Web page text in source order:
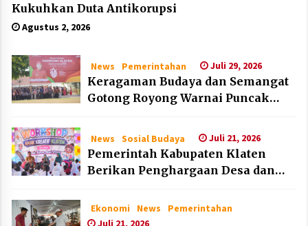
Kukuhkan Duta Antikorupsi
Agustus 2, 2026
News Pemerintahan Juli 29, 2026
Keragaman Budaya dan Semangat
Gotong Royong Warnai Puncak
News Sosial Budaya Juli 21, 2026
Pemerintah Kabupaten Klaten
Berikan Penghargaan Desa dan
2026
Ekonomi News
Pemerintahan
Juli 21, 2026